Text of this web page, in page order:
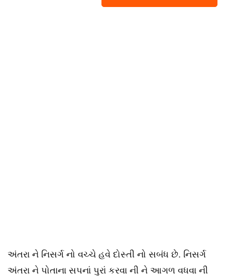
અંતરા ને નિસર્ગ નો વચ્ચે હવે દોસ્તી નો સબંધ છે. નિસર્ગ
અંતરા ને પોતાના સપનાં પુરાં કરવા ની ને આગળ વધવા ની